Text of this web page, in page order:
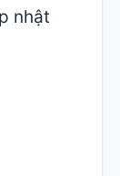
nhật